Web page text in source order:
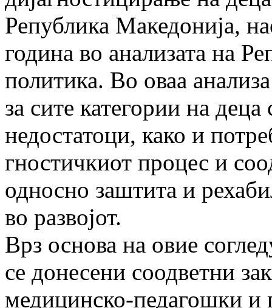
Република Македонија,
година во анализата на
политика. Во оваа
за сите категории на
недостатоци, како и
гностичкиот процес и
односно заштита и
во развојот.
Врз основа на овие
се донесе­ни соодветни
медицинско-педагошки